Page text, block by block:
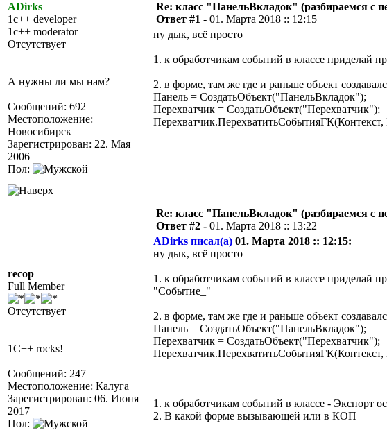
ADirks
1c++ developer
1c++ moderator
Отсутствует
А нужны ли мы нам?
Сообщений: 692
Местоположение:
Новосибирск
Зарегистрирован: 22. Мая
2006
Пол:
Re: класс "ПанельВкладок" (разбираемся с
Ответ #1 - 01. Марта 2018 :: 12:15
ну дык, всё просто
1. к обработчикам событий в классе приделай
2. в форме, там же где и раньше объект
Панель = СоздатьОбъект("ПанельВкладок");
Перехватчик = СоздатьОбъект("Перехватчик");
Перехватчик.ПерехватитьСобытияГК(Контекст,
recop
Full Member
Отсутствует
1C++ rocks!
Сообщений: 247
Местоположение: Калуга
Зарегистрирован: 06. Июня
2017
Пол:
Re: класс "ПанельВкладок" (разбираемся с
Ответ #2 - 01. Марта 2018 :: 13:22
ADirks писал(а) 01. Марта 2018 :: 12:15:
ну дык, всё просто
1. к обработчикам событий в классе приделай
"Событие_"
2. в форме, там же где и раньше объект
Панель = СоздатьОбъект("ПанельВкладок");
Перехватчик = СоздатьОбъект("Перехватчик");
Перехватчик.ПерехватитьСобытияГК(Контекст,
1. к обработчикам событий в классе - Экспорт
2. В какой форме вызывающей или в КОП